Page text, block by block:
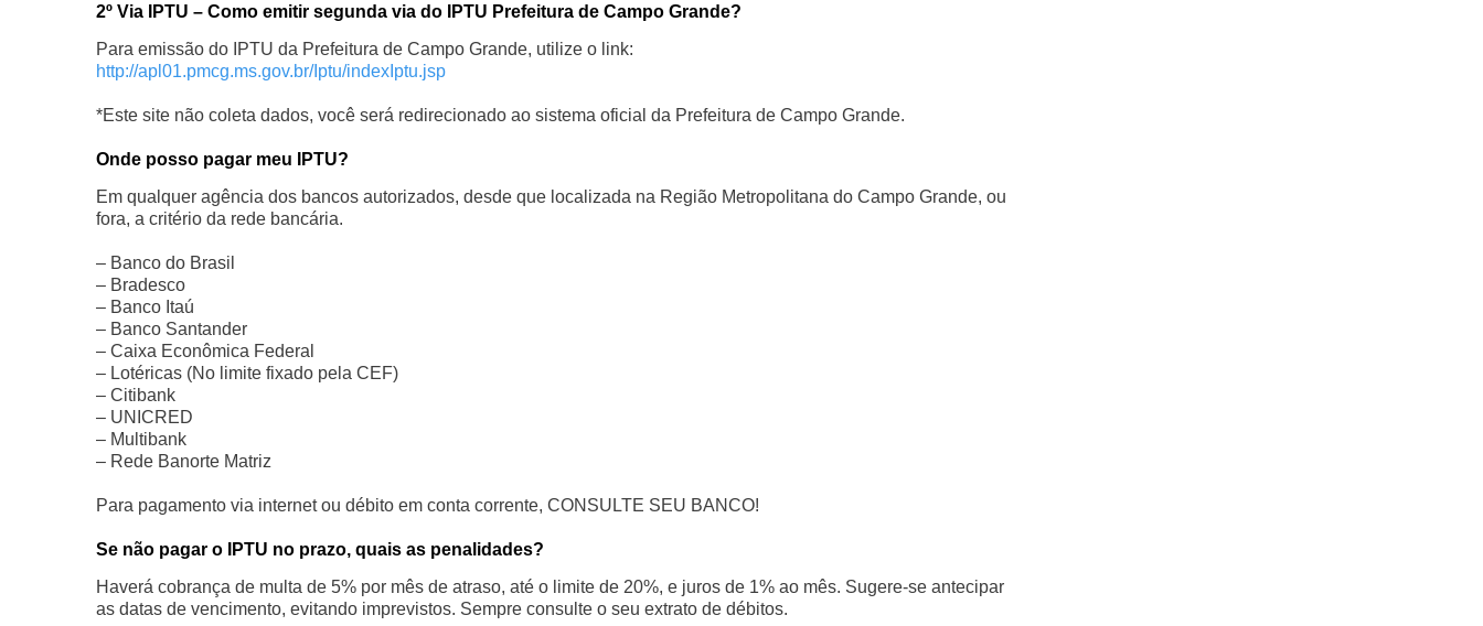
2º Via IPTU – Como emitir segunda via do IPTU Prefeitura de Campo Grande?
Para emissão do IPTU da Prefeitura de Campo Grande, utilize o link:
http://apl01.pmcg.ms.gov.br/Iptu/indexIptu.jsp
*Este site não coleta dados, você será redirecionado ao sistema oficial da Prefeitura de Campo Grande.
Onde posso pagar meu IPTU?
Em qualquer agência dos bancos autorizados, desde que localizada na Região Metropolitana do Campo Grande, ou
fora, a critério da rede bancária.
– Banco do Brasil
– Bradesco
– Banco Itaú
– Banco Santander
– Caixa Econômica Federal
– Lotéricas (No limite fixado pela CEF)
– Citibank
– UNICRED
– Multibank
– Rede Banorte Matriz
Para pagamento via internet ou débito em conta corrente, CONSULTE SEU BANCO!
Se não pagar o IPTU no prazo, quais as penalidades?
Haverá cobrança de multa de 5% por mês de atraso, até o limite de 20%, e juros de 1% ao mês. Sugere-se antecipar
as datas de vencimento, evitando imprevistos. Sempre consulte o seu extrato de débitos.